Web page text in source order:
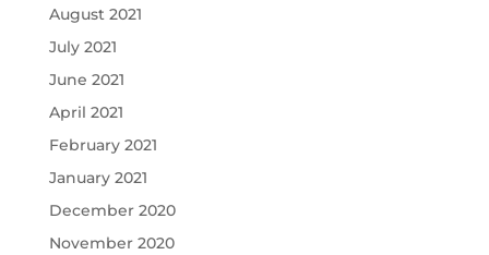
August 2021
July 2021
June 2021
April 2021
February 2021
January 2021
December 2020
November 2020